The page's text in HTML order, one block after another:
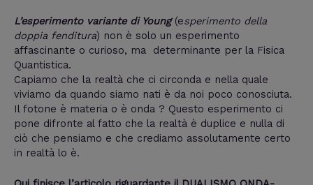
L’esperimento variante di Young(esperimento della
doppia fenditura) non è solo un esperimento
affascinante o curioso, ma determinante per la Fisica
Quantistica.
Capiamo che la realtà che ci circonda e nella quale
viviamo da quando siamo nati è da noi poco conosciuta.
Il fotone è materia o è onda ? Questo esperimento ci
pone difronte al fatto che la realtà è duplice e nulla di
ciò che pensiamo e che crediamo assolutamente certo
in realtà lo è.